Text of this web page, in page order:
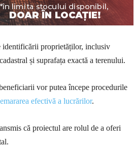
identificării proprietăților, inclusiv
și suprafața exactă a terenului.
vor putea începe procedurile
efectivă a lucrărilor.
că proiectul are rolul de a oferi